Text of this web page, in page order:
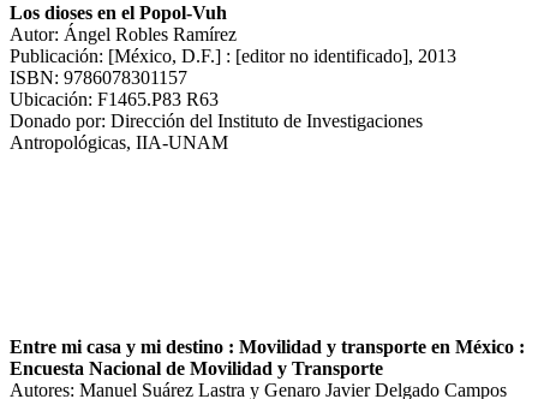
Los dioses en el Popol-Vuh
Autor: Ángel Robles Ramírez
Publicación: [México, D.F.] : [editor no identificado], 2013
ISBN: 9786078301157
Ubicación: F1465.P83 R63
Donado por: Dirección del Instituto de Investigaciones
Antropológicas, IIA-UNAM
Entre mi casa y mi destino : Movilidad y transporte en México :
Encuesta Nacional de Movilidad y Transporte
Autores: Manuel Suárez Lastra y Genaro Javier Delgado Campos